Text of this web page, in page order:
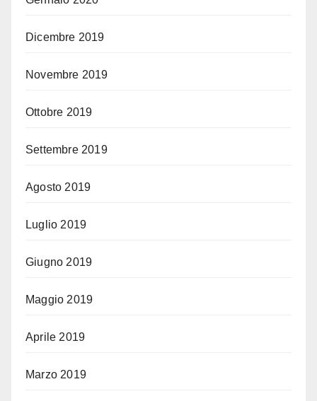
Dicembre 2019
Novembre 2019
Ottobre 2019
Settembre 2019
Agosto 2019
Luglio 2019
Giugno 2019
Maggio 2019
Aprile 2019
Marzo 2019